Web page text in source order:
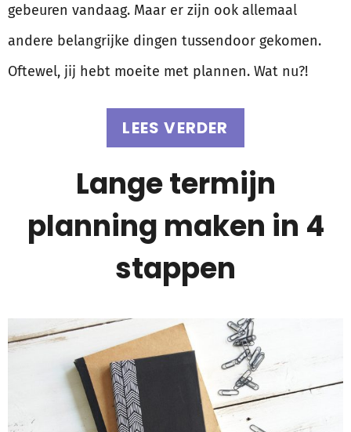
gebeuren vandaag. Maar er zijn ook allemaal
andere belangrijke dingen tussendoor gekomen.
Oftewel, jij hebt moeite met plannen. Wat nu?!
LEES VERDER
Lange termijn
planning maken in 4
stappen